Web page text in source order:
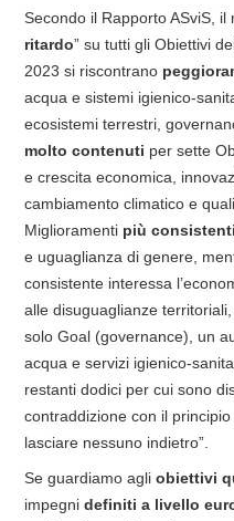
Secondo il Rapporto ASviS, il
ritardo” su tutti gli Obiettivi
2023 si riscontrano
acqua e sistemi igienico-
ecosistemi terrestri,
molto contenuti per sette
e crescita economica,
cambiamento climatico e
Miglioramenti più consistenti
e uguaglianza di genere,
consistente interessa
alle disuguaglianze
solo Goal (governance), un
acqua e servizi igienico-
restanti dodici per cui sono
contraddizione con il principio
lasciare nessuno indietro”.
Se guardiamo agli obiettivi
impegni definiti a livello